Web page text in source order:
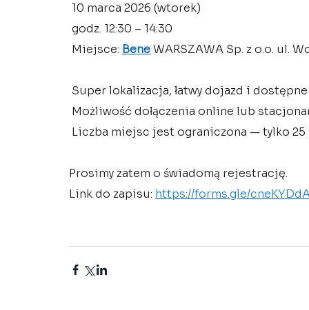
10 marca 2026 (wtorek)
godz. 12:30 – 14:30
Miejsce: Bene WARSZAWA Sp. z o.o. ul.
Super lokalizacja, łatwy dojazd i
Możliwość dołączenia online lub
Liczba miejsc jest ograniczona — tylko 25
Prosimy zatem o świadomą rejestrację.
Link do zapisu: https://forms.gle/